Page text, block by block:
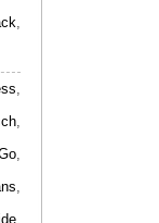
,
,
,
,
,
,